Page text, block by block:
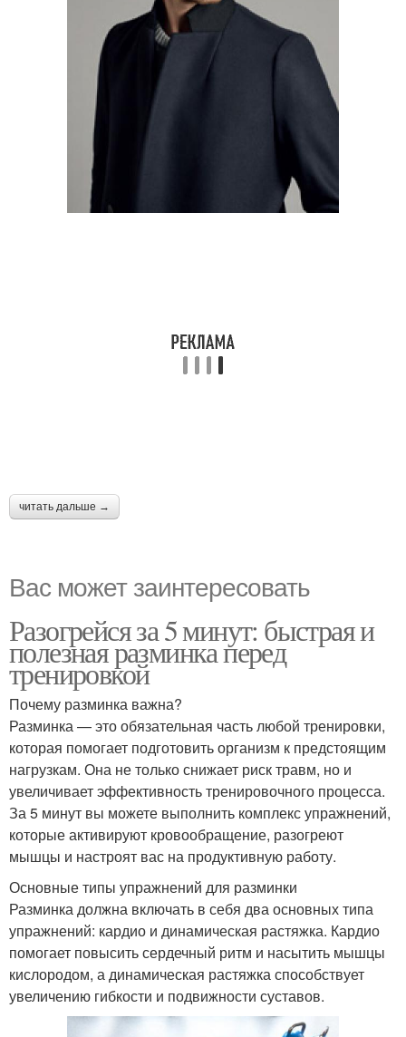
читать дальше →
Вас может заинтересовать
Разогрейся за 5 минут: быстрая и
полезная разминка перед
тренировкой
Почему разминка важна?
Разминка — это обязательная часть любой тренировки,
которая помогает подготовить организм к предстоящим
нагрузкам. Она не только снижает риск травм, но и
увеличивает эффективность тренировочного процесса.
За 5 минут вы можете выполнить комплекс упражнений,
которые активируют кровообращение, разогреют
мышцы и настроят вас на продуктивную работу.
Основные типы упражнений для разминки
Разминка должна включать в себя два основных типа
упражнений: кардио и динамическая растяжка. Кардио
помогает повысить сердечный ритм и насытить мышцы
кислородом, а динамическая растяжка способствует
увеличению гибкости и подвижности суставов.